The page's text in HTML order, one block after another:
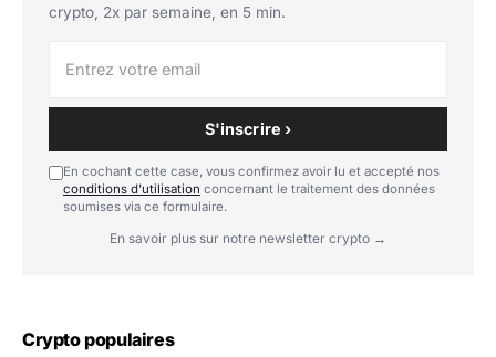
crypto, 2x par semaine, en 5 min.
S'inscrire ›
En cochant cette case, vous confirmez avoir lu et accepté nos
conditions d'utilisation concernant le traitement des données
soumises via ce formulaire.
En savoir plus sur notre newsletter crypto →
Crypto populaires